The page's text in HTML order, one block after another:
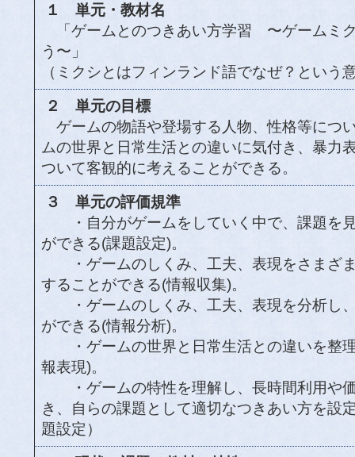
１ 単元・教材名
「ゲームとのつきあい方学習 〜ゲームミ
う〜」
（ミクシとはフィンランド語でなぜ？という
２ 単元の目標
ゲームの物語や登場する人物、性格等につ
ムの世界と日常生活との違いに気付き、暴力
ついて客観的に考えることができる。
３ 単元の評価規準
・自分がゲームをしていく中で、課題を
ができる(課題設定)。
・ゲームのしくみ、工夫、表現をさまざ
することができる(情報収集)。
・ゲームのしくみ、工夫、表現を分析し
ができる(情報分析)。
・ゲームの世界と日常生活との違いを整
報表現)。
・ゲームの特性を理解し、長時間利用や
き、自らの課題として適切なつきあい方を設
題設定）